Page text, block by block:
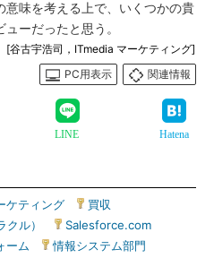
意味を考える上で、いくつかの貴
ーだったと思う。
[谷古宇浩司，ITmedia マーケティング]
PC用表示
関連情報
LINE Hatena
ケティング 買収
ル） Salesforce.com
ーム 情報システム部門